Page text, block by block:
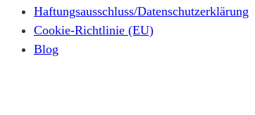
Haftungsausschluss/Datenschutzerklärung
Cookie-Richtlinie (EU)
Blog